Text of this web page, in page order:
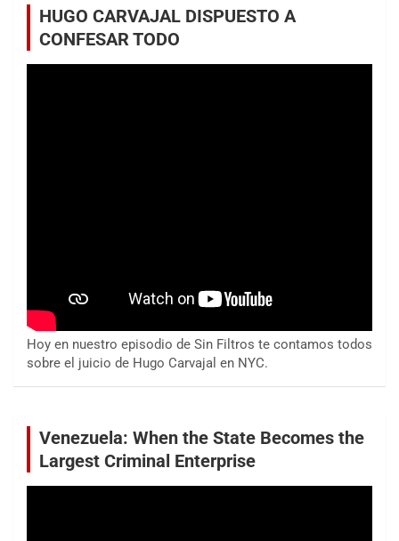
HUGO CARVAJAL DISPUESTO A
CONFESAR TODO
Hoy en nuestro episodio de Sin Filtros te contamos todos
sobre el juicio de Hugo Carvajal en NYC.
Venezuela: When the State Becomes the
Largest Criminal Enterprise